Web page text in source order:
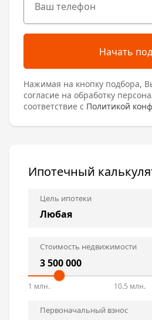
Начать
Нажимая на кнопку подбора,
согласие на обработку
соответствие с Политикой
Ипотечный
Цель ипотеки
Стоимость недвижимости
1 млн. 10.5 млн.
Первоначальный взнос